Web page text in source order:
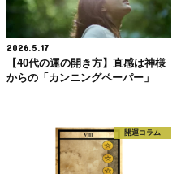
2026.5.17
【40代の運の開き方】直感は神様
からの「カンニングペーパー」
開運コラム